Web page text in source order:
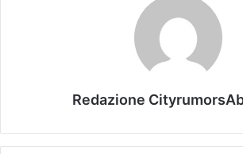
Redazione